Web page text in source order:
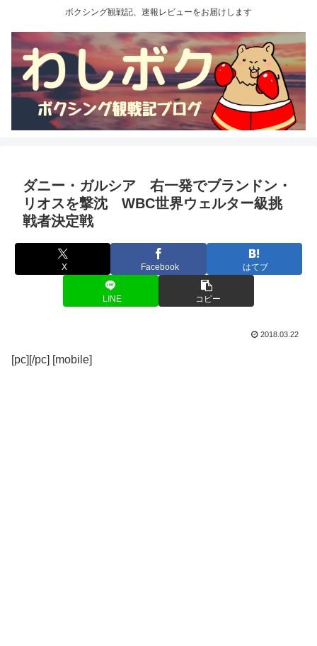
ボクシング観戦記、速報レビューをお届けします
ダニー・ガルシア 右一発でブランドン・
リオスを撃沈 WBC世界ウェルター級挑
戦者決定戦
X Facebook はてブ
LINE コピー
2018.03.22
[pc][/pc] [mobile]